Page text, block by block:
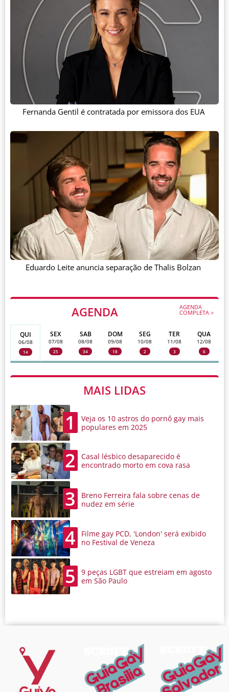
AGENDA AGENDA
COMPLETA >
QUI
06/08
14
SEX
07/08
25
SAB
08/08
34
DOM
09/08
18
SEG
10/08
2
TER
11/08
3
QUA
12/08
6
MAIS LIDAS
1
Veja os 10 astros do pornô gay mais
populares em 2025
2
Casal lésbico desaparecido é
encontrado morto em cova rasa
3
Breno Ferreira fala sobre cenas de
nudez em série
4
Filme gay PCD, 'London' será exibido
no Festival de Veneza
5
9 peças LGBT que estreiam em agosto
em São Paulo
Fernanda Gentil é contratada por emissora dos EUA
Eduardo Leite anuncia separação de Thalis Bolzan